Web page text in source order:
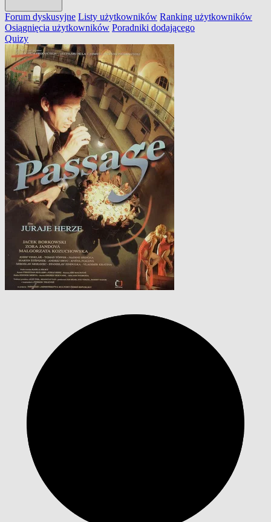
Forum dyskusyjne Listy użytkowników Ranking użytkowników
Osiągnięcia użytkowników Poradniki dodającego
Quizy